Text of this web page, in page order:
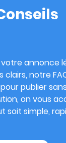
votre annonce
clairs, notre
publier
on vous
soit simple,